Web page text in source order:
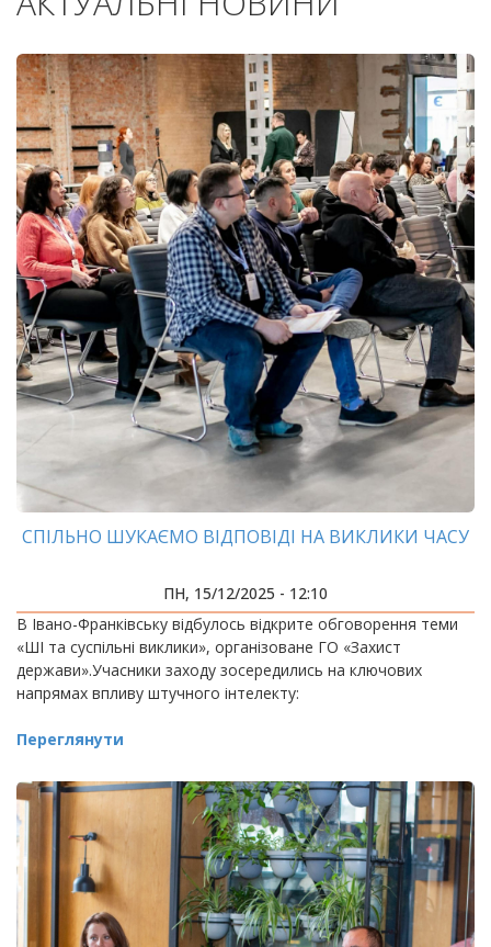
СПІЛЬНО ШУКАЄМО ВІДПОВІДІ НА ВИКЛИКИ ЧАСУ
ПН, 15/12/2025 - 12:10
В Івано-Франківську відбулось відкрите обговорення теми
«ШІ та суспільні виклики», організоване ГО «Захист
держави».Учасники заходу зосередились на ключових
напрямах впливу штучного інтелекту:
Переглянути